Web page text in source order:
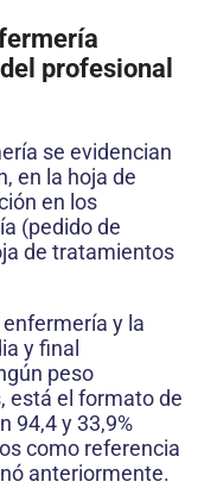
profesional
se evidencian
en la hoja de
en los
(pedido de
de tratamientos
y la
y final
peso
está el formato de
94,4 y 33,9%
como referencia
anteriormente.